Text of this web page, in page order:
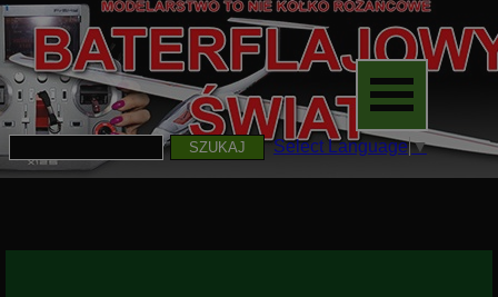
Select Language▼
SZUKAJ